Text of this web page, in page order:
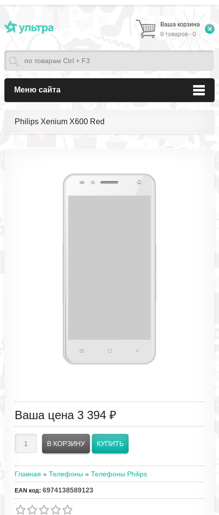
Ваша корзина
0 товаров - 0
Меню сайта
Philips Xenium X600 Red
Ваша цена 3 394 ₽
Главная » Телефоны » Телефоны Philips
EAN код: 6974138589123